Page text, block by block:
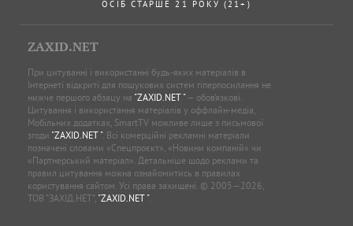
ОСІБ СТАРШЕ 21 РОКУ (21+)
ZAXID.NET
При цитуванні і використанні будь-яких матеріалів в
Інтернеті відкриті для пошукових систем гіперпосилання не
нижче першого абзацу на "ZAXID.NET "— обов’язкові.
Цитування і використання матеріалів у оффлайн-медіа,
Мобільних додатках, SmartTV можливе лише з письмової
згоди "ZAXID.NET ". Всі комерційні рекламні матеріали
позначені словами «Спецпроєкт», «Новини компаній» чи
«Партнерський матеріал». Детальніше щодо реклами та
правил цитування можна ознайомитись в правилах
користування сайтом. Усі права захищені. © 2005—2026,
ТОВ “ЗАХІД.НЕТ”, "ZAXID.NET ".